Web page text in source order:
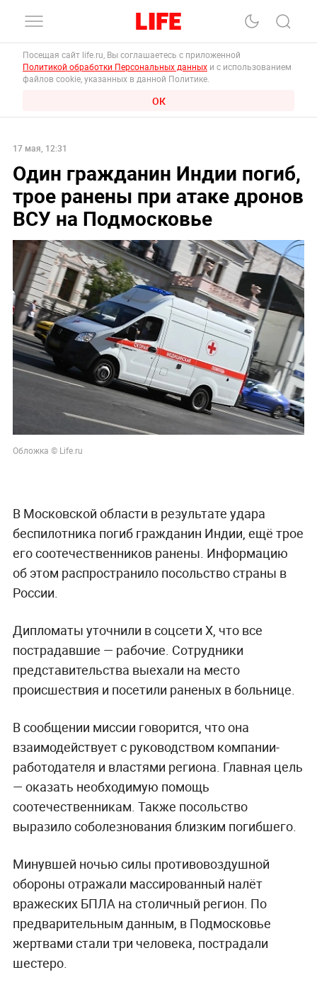
Посещая сайт life.ru, Вы соглашаетесь с приложенной
Политикой обработки Персональных данных и с использованием
файлов cookie, указанных в данной Политике.
ОК
17 мая, 12:31
Один гражданин Индии погиб,
трое ранены при атаке дронов
ВСУ на Подмосковье
Обложка © Life.ru
В Московской области в результате удара
беспилотника погиб гражданин Индии, ещё трое
его соотечественников ранены. Информацию
об этом распространило посольство страны в
России.
Дипломаты уточнили в соцсети X, что все
пострадавшие — рабочие. Сотрудники
представительства выехали на место
происшествия и посетили раненых в больнице.
В сообщении миссии говорится, что она
взаимодействует с руководством компании-
работодателя и властями региона. Главная цель
— оказать необходимую помощь
соотечественникам. Также посольство
выразило соболезнования близким погибшего.
Минувшей ночью силы противовоздушной
обороны отражали массированный налёт
вражеских БПЛА на столичный регион. По
предварительным данным, в Подмосковье
жертвами стали три человека, пострадали
шестеро.